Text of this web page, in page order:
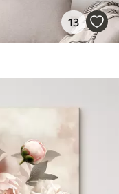
13